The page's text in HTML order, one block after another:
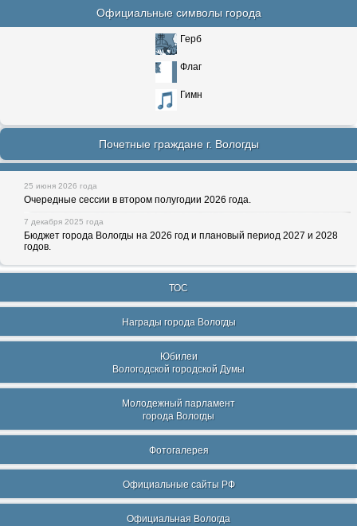
Официальные символы города
Герб
Флаг
Гимн
Почетные граждане г. Вологды
25 июня 2026 года
Очередные сессии в втором полугодии 2026 года.
7 декабря 2025 года
Бюджет города Вологды на 2026 год и плановый период 2027 и 2028
годов.
ТОС
Награды города Вологды
Юбилеи
Вологодской городской Думы
Молодежный парламент
города Вологды
Фотогалерея
Официальные сайты РФ
Официальная Вологда